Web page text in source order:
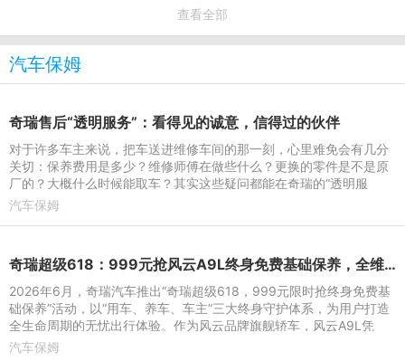
查看全部
汽车保姆
奇瑞售后“透明服务”：看得见的诚意，信得过的伙伴
对于许多车主来说，把车送进维修车间的那一刻，心里难免会有几分
关切：保养费用是多少？维修师傅在做些什么？更换的零件是不是原
厂的？大概什么时候能取车？其实这些疑问都能在奇瑞的“透明服
务”体系中找到清晰、及
汽车保姆
奇瑞超级618：999元抢风云A9L终身免费基础保养，全维礼遇加码
2026年6月，奇瑞汽车推出“奇瑞超级618，999元限时抢终身免费基
础保养”活动，以“用车、养车、车主”三大终身守护体系，为用户打造
全生命周期的无忧出行体验。作为风云品牌旗舰轿车，风云A9L凭
借“全球真C级旗舰”的
汽车保姆